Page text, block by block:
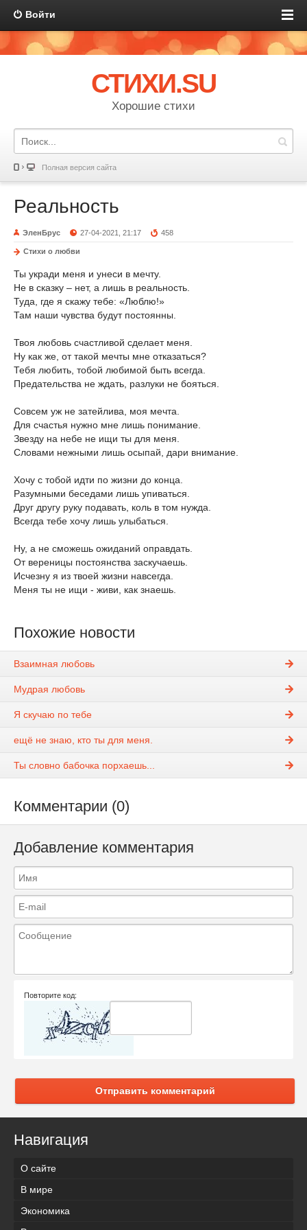
Войти
СТИХИ.SU
Хорошие стихи
Полная версия сайта
Реальность
ЭленБрус 27-04-2021, 21:17 458
Стихи о любви
Ты укради меня и унеси в мечту.
Не в сказку – нет, а лишь в реальность.
Туда, где я скажу тебе: «Люблю!»
Там наши чувства будут постоянны.
Твоя любовь счастливой сделает меня.
Ну как же, от такой мечты мне отказаться?
Тебя любить, тобой любимой быть всегда.
Предательства не ждать, разлуки не бояться.
Совсем уж не затейлива, моя мечта.
Для счастья нужно мне лишь понимание.
Звезду на небе не ищи ты для меня.
Словами нежными лишь осыпай, дари внимание.
Хочу с тобой идти по жизни до конца.
Разумными беседами лишь упиваться.
Друг другу руку подавать, коль в том нужда.
Всегда тебе хочу лишь улыбаться.
Ну, а не сможешь ожиданий оправдать.
От вереницы постоянства заскучаешь.
Исчезну я из твоей жизни навсегда.
Меня ты не ищи - живи, как знаешь.
Похожие новости
Взаимная любовь
Мудрая любовь
Я скучаю по тебе
ещё не знаю, кто ты для меня.
Ты словно бабочка порхаешь...
Комментарии (0)
Добавление комментария
Повторите код:
Отправить комментарий
Навигация
О сайте
В мире
Экономика